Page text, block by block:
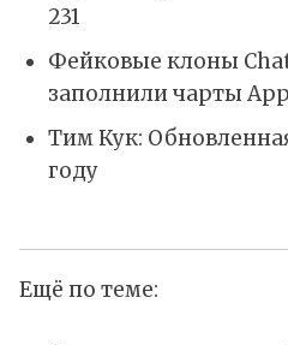
231
Фейковые клоны
заполнили чарты
Тим Кук:
году
Ещё по теме: